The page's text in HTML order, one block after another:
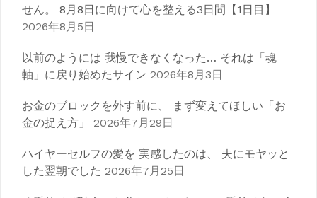
せん。 8月8日に向けて心を整える3日間【1日目】
2026年8月5日
以前のようには 我慢できなくなった… それは「魂
軸」に戻り始めたサイン 2026年8月3日
お金のブロックを外す前に、 まず変えてほしい「お
金の捉え方」
2026年7月29日
ハイヤーセルフの愛を 実感したのは、 夫にモヤッと
した翌朝でした 2026年7月25日